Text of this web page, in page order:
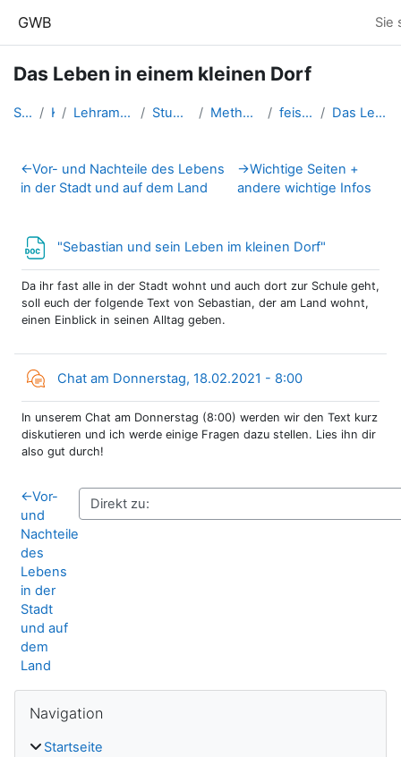
GWB Sie
Das Leben in einem kleinen Dorf
Startseite Kurse Lehramtsausbildung GW im Clust... Studentische Lernkurse Methodik der NMS - 2020 WS feischl.ulla_ms_ws20 Das Leben in einem kleinen Dorf
Abschnittsübersicht
←Vor- und Nachteile des Lebens
in der Stadt und auf dem Land
→Wichtige Seiten +
andere wichtige Infos
"Sebastian und sein Leben im kleinen Dorf"
Da ihr fast alle in der Stadt wohnt und auch dort zur Schule geht,
soll euch der folgende Text von Sebastian, der am Land wohnt,
einen Einblick in seinen Alltag geben.
Chat am Donnerstag, 18.02.2021 - 8:00
In unserem Chat am Donnerstag (8:00) werden wir den Text kurz
diskutieren und ich werde einige Fragen dazu stellen. Lies ihn dir
also gut durch!
←Vor-
und
Nachteile
des
Lebens
in der
Stadt
und auf
dem
Land
Navigation
Startseite